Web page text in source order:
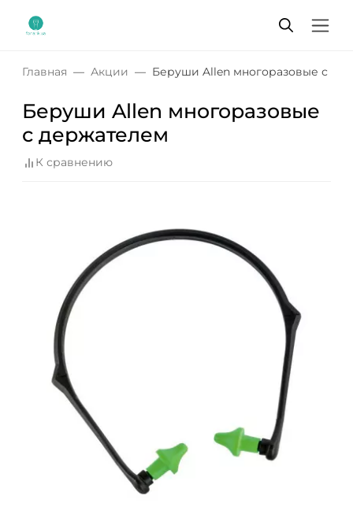
Главная Акции Беруши Allen многоразовые с
Беруши Allen многоразовые
с держателем
К сравнению